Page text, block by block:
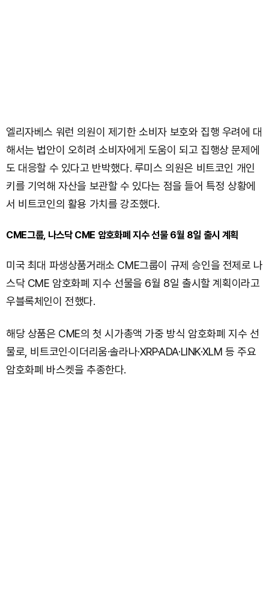
엘리자베스 워런 의원이 제기한 소비자 보호와 집행 우려에 대
해서는 법안이 오히려 소비자에게 도움이 되고 집행상 문제에
도 대응할 수 있다고 반박했다. 루미스 의원은 비트코인 개인
키를 기억해 자산을 보관할 수 있다는 점을 들어 특정 상황에
서 비트코인의 활용 가치를 강조했다.
CME그룹, 나스닥 CME 암호화폐 지수 선물 6월 8일 출시 계획
미국 최대 파생상품거래소 CME그룹이 규제 승인을 전제로 나
스닥 CME 암호화폐 지수 선물을 6월 8일 출시할 계획이라고
우블록체인이 전했다.
해당 상품은 CME의 첫 시가총액 가중 방식 암호화폐 지수 선
물로, 비트코인·이더리움·솔라나·XRP·ADA·LINK·XLM 등 주요
암호화폐 바스켓을 추종한다.